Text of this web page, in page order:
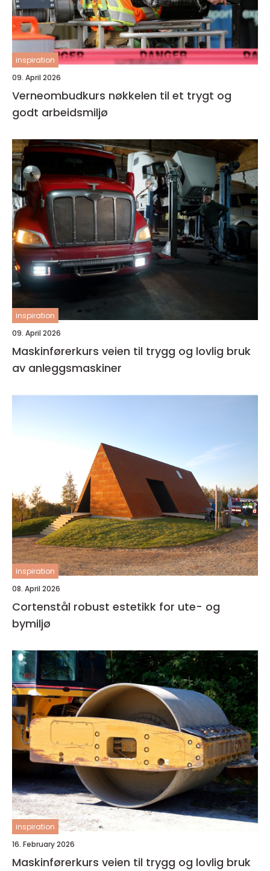
inspiration
09. April 2026
Verneombudkurs nøkkelen til et trygt og
godt arbeidsmiljø
inspiration
09. April 2026
Maskinførerkurs veien til trygg og lovlig bruk
av anleggsmaskiner
inspiration
08. April 2026
Cortenstål robust estetikk for ute- og
bymiljø
inspiration
16. February 2026
Maskinførerkurs veien til trygg og lovlig bruk